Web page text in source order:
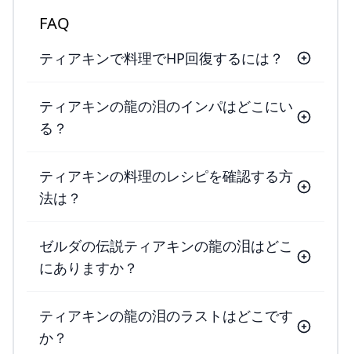
FAQ
ティアキンで料理でHP回復するには？
ティアキンの龍の泪のインパはどこにい
る？
ティアキンの料理のレシピを確認する方
法は？
ゼルダの伝説ティアキンの龍の泪はどこ
にありますか？
ティアキンの龍の泪のラストはどこです
か？